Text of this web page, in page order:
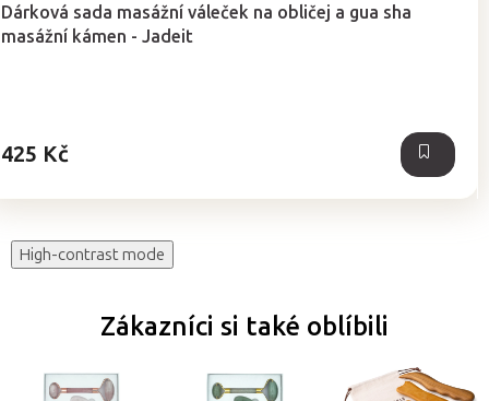
Dárková sada masážní váleček na obličej a gua sha
masážní kámen - Jadeit
425 Kč
High-contrast mode
Zákazníci si také oblíbili